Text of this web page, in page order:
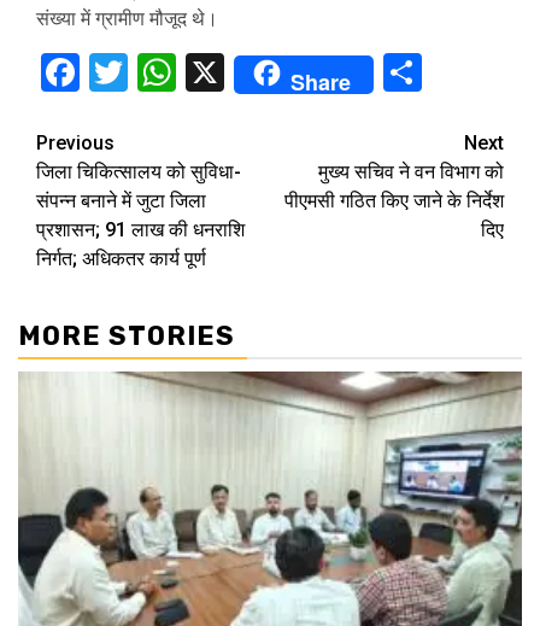
संख्या में ग्रामीण मौजूद थे।
Facebook
TwitterWhatsApp
X Share
Continue
Reading
Previous
जिला चिकित्सालय को सुविधा-
संपन्न बनाने में जुटा जिला
प्रशासन; 91 लाख की धनराशि
निर्गत; अधिकतर कार्य पूर्ण
Next
मुख्य सचिव ने वन विभाग को
पीएमसी गठित किए जाने के निर्देश
दिए
MORE STORIES